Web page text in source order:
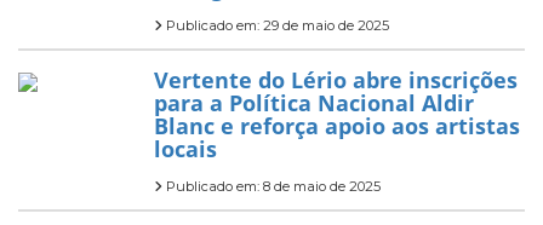
Publicado em: 29 de maio de 2025
Vertente do Lério abre inscrições
para a Política Nacional Aldir
Blanc e reforça apoio aos artistas
locais
Publicado em: 8 de maio de 2025